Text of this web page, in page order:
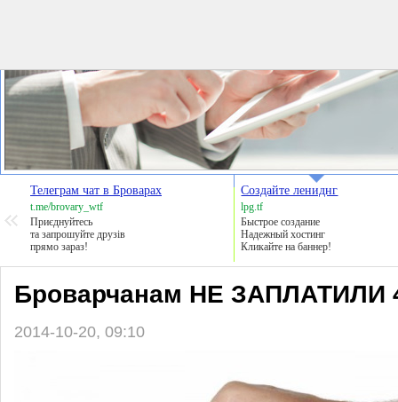
Телеграм чат в Броварах
t.me/brovary_wtf
Приєднуйтесь
та запрошуйте друзів
прямо зараз!
Создайте лениднг
lpg.tf
Быстрое создание
Надежный хостинг
Кликайте на баннер!
Броварчанам НЕ ЗАПЛАТИЛИ
2014-10-20, 09:10